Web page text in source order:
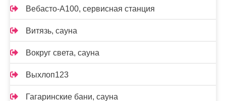
Вебасто-А100, сервисная станция
Витязь, сауна
Вокруг света, сауна
Выхлоп123
Гагаринские бани, сауна